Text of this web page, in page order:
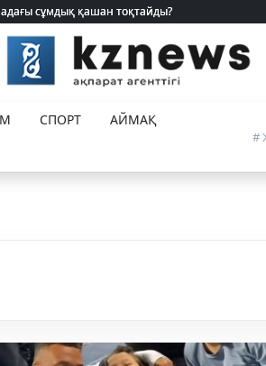
сұмдық қашан тоқтайды?
сұмдық қашан тоқтайды?
СПОРТ
АЙМАҚ
#